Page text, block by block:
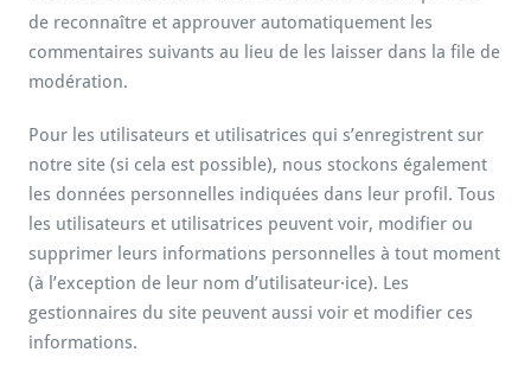
de reconnaître et approuver automatiquement les
commentaires suivants au lieu de les laisser dans la file de
modération.
Pour les utilisateurs et utilisatrices qui s’enregistrent sur
notre site (si cela est possible), nous stockons également
les données personnelles indiquées dans leur profil. Tous
les utilisateurs et utilisatrices peuvent voir, modifier ou
supprimer leurs informations personnelles à tout moment
(à l’exception de leur nom d’utilisateur·ice). Les
gestionnaires du site peuvent aussi voir et modifier ces
informations.